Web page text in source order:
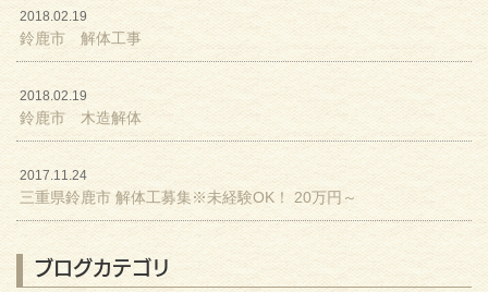
2018.02.19
鈴鹿市 解体工事
2018.02.19
鈴鹿市 木造解体
2017.11.24
三重県鈴鹿市 解体工募集※未経験OK！ 20万円～
ブログカテゴリ